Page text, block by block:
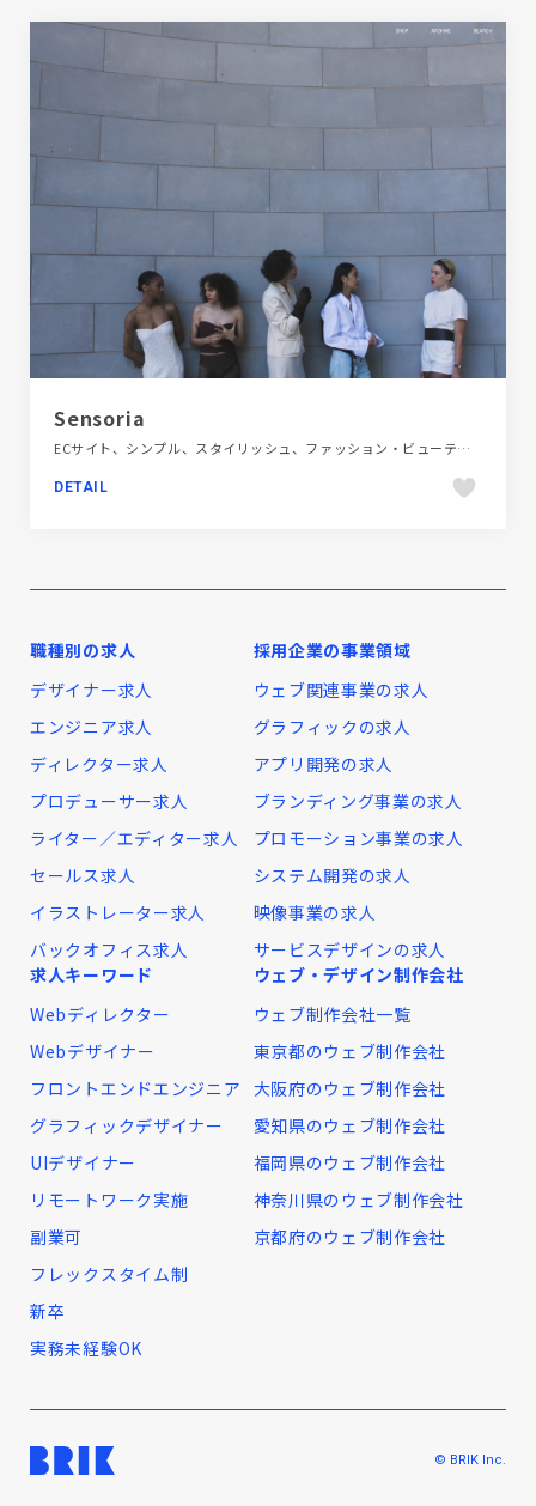
Sensoria
ECサイト、シンプル、スタイリッシュ、ファッション・ビューティー、ブランド・サービスサイト、ホワイト系、動画が流れる、大きめ写真、海外サイト
DETAIL
職種別の求人
デザイナー求人
エンジニア求人
ディレクター求人
プロデューサー求人
ライター／エディター求人
セールス求人
イラストレーター求人
バックオフィス求人
採用企業の事業領域
ウェブ関連事業の求人
グラフィックの求人
アプリ開発の求人
ブランディング事業の求人
プロモーション事業の求人
システム開発の求人
映像事業の求人
サービスデザインの求人
求人キーワード
Webディレクター
Webデザイナー
フロントエンドエンジニア
グラフィックデザイナー
UIデザイナー
リモートワーク実施
副業可
フレックスタイム制
新卒
実務未経験OK
ウェブ・デザイン制作会社
ウェブ制作会社一覧
東京都のウェブ制作会社
大阪府のウェブ制作会社
愛知県のウェブ制作会社
福岡県のウェブ制作会社
神奈川県のウェブ制作会社
京都府のウェブ制作会社
© BRIK Inc.